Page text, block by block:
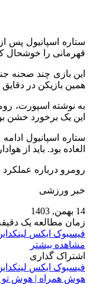
ستاره اسپانیول پس
قهرمانی را خوشحال
این بازی چند صحنه
همین بازیکن در
به نوشته اسپورت،
این یک برخورد خشن
ستاره اسپانیول
العاده بود. باید از
رومرو درباره
خبر ورزشی
14 بهمن, 1403
زمان مطالعه یک
فیسبوک ایکس
مشاهده بیشتر
اشتراک گذاری
فیسبوک ایکس
هوش همراه | هوش